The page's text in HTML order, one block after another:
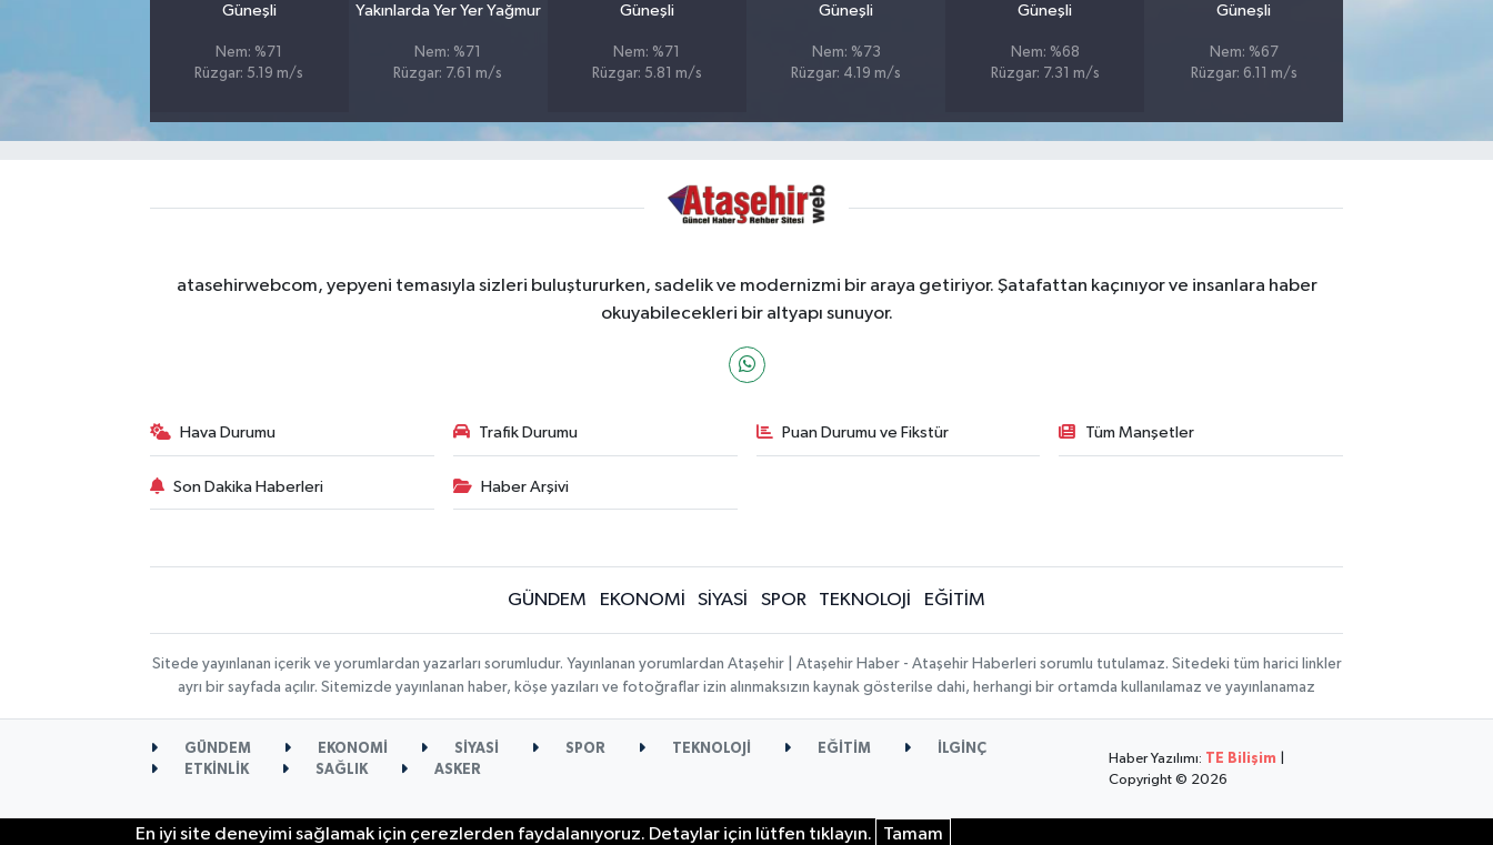
Güneşli
Nem: %71
Rüzgar: 5.19 m/s
Yakınlarda Yer Yer Yağmur
Nem: %71
Rüzgar: 7.61 m/s
Güneşli
Nem: %71
Rüzgar: 5.81 m/s
Güneşli
Nem: %73
Rüzgar: 4.19 m/s
Güneşli
Nem: %68
Rüzgar: 7.31 m/s
Güneşli
Nem: %67
Rüzgar: 6.11 m/s
atasehirwebcom, yepyeni temasıyla sizleri buluştururken, sadelik ve modernizmi bir araya getiriyor. Şatafattan kaçınıyor ve insanlara haber
okuyabilecekleri bir altyapı sunuyor.
Hava Durumu Trafik Durumu Puan Durumu ve Fikstür Tüm Manşetler
Son Dakika Haberleri Haber Arşivi
GÜNDEM EKONOMİ SİYASİ SPOR TEKNOLOJİ EĞİTİM
Sitede yayınlanan içerik ve yorumlardan yazarları sorumludur. Yayınlanan yorumlardan Ataşehir | Ataşehir Haber - Ataşehir Haberleri sorumlu tutulamaz. Sitedeki tüm harici linkler
ayrı bir sayfada açılır. Sitemizde yayınlanan haber, köşe yazıları ve fotoğraflar izin alınmaksızın kaynak gösterilse dahi, herhangi bir ortamda kullanılamaz ve yayınlanamaz
GÜNDEM EKONOMİ SİYASİ SPOR TEKNOLOJİ EĞİTİM
İLGİNÇ
ETKİNLİK
SAĞLIK ASKER
Haber Yazılımı: TE Bilişim
Copyright © 2026
En iyi site deneyimi sağlamak için çerezlerden faydalanıyoruz. Detaylar için lütfen tıklayın. Tamam